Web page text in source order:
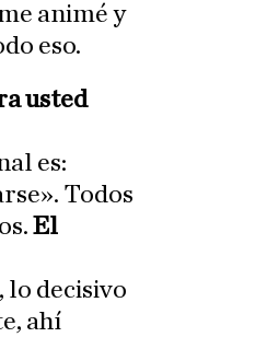
animé y
eso.
usted
es:
Todos
El
lo decisivo
ahí